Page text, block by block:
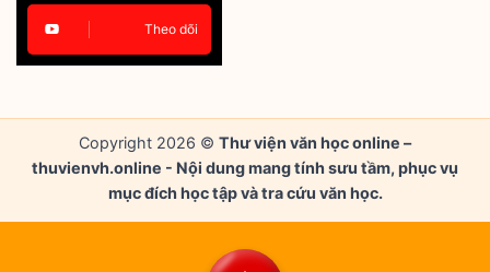
Theo dõi
Copyright 2026 © Thư viện văn học online –
thuvienvh.online - Nội dung mang tính sưu tầm, phục vụ
mục đích học tập và tra cứu văn học.